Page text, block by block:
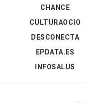
CHANCE
CULTURAOCIO
DESCONECTA
EPDATA.ES
INFOSALUS